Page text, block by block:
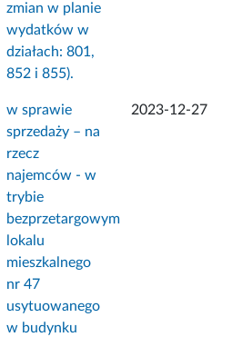
zmian w planie
wydatków w
działach: 801,
852 i 855).
w sprawie
sprzedaży – na
rzecz
najemców - w
trybie
bezprzetargowym
lokalu
mieszkalnego
nr 47
usytuowanego
w budynku
2023-12-27